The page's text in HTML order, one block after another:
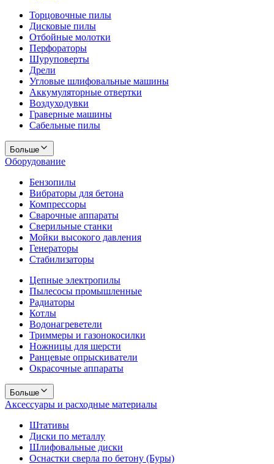
Торцовочные пилы
Дисковые пилы
Отбойные молотки
Перфораторы
Шуруповерты
Дрели
Угловые шлифовальные машины
Аккумуляторные отвертки
Воздуходувки
Граверные машины
Сабельные пилы
Больше
Оборудование
Бензопилы
Вибраторы для бетона
Компрессоры
Сварочные аппараты
Сверильные станки
Мойки высокого давления
Генераторы
Стабилизаторы
Цепные электропилы
Пылесосы промышленные
Радиаторы
Котлы
Водонагреветели
Триммеры и газонокосилки
Ножницы для шерсти
Ранцевые опрыскиватели
Окрасочные аппараты
Больше
Аксессуары и расходные материалы
Штативы
Диски по металлу
Шлифовальные диски
Оснастки сверла по бетону (Буры)